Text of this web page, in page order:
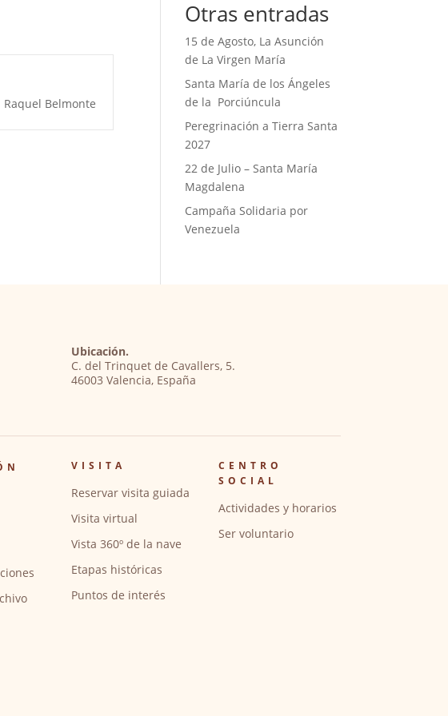
Raquel Belmonte
Otras entradas
15 de Agosto, La Asunción
de La Virgen María
Santa María de los Ángeles
de la Porciúncula
Peregrinación a Tierra Santa
2027
22 de Julio – Santa María
Magdalena
Campaña Solidaria por
Venezuela
Ubicación.
C. del Trinquet de Cavallers, 5.
46003 Valencia, España
VISITA
Reservar visita guiada
Visita virtual
Vista 360º de la nave
Etapas históricas
Puntos de interés
CENTRO
SOCIAL
Actividades y horarios
Ser voluntario